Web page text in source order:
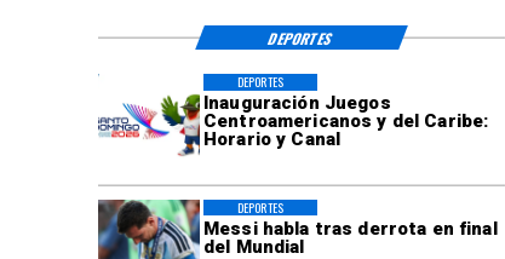
Inauguración Juegos
Centroamericanos y del Caribe:
Horario y Canal
DEPORTES
Messi habla tras derrota en final
del Mundial
DEPORTES
DEPORTES